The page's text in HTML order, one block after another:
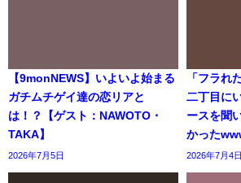
【9monNEWS】いよいよ始まる
ガチムチゲイ達の恋リアと
は！？【ゲスト：NAWOTO・
TAKA】
2026年7月5日
「フラれ
二丁目に
ースを聞
かった
2026年7月4日